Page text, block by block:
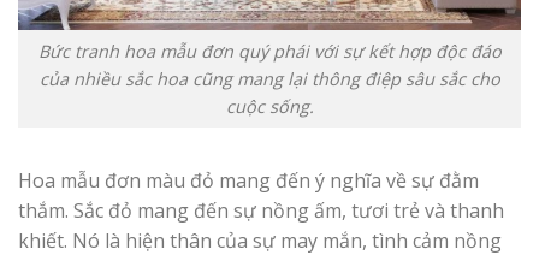
Bức tranh hoa mẫu đơn quý phái với sự kết hợp độc đáo
của nhiều sắc hoa cũng mang lại thông điệp sâu sắc cho
cuộc sống.
Hoa mẫu đơn màu đỏ mang đến ý nghĩa về sự đằm
thắm. Sắc đỏ mang đến sự nồng ấm, tươi trẻ và thanh
khiết. Nó là hiện thân của sự may mắn, tình cảm nồng